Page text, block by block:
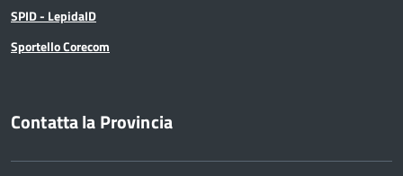
SPID - LepidaID
Sportello Corecom
Contatta la Provincia